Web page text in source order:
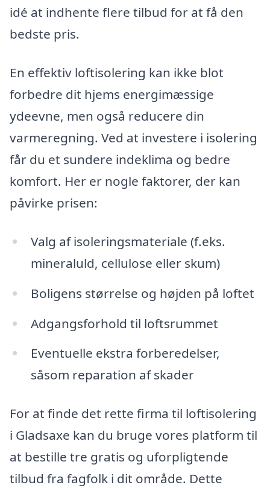
idé at indhente flere tilbud for at få den
bedste pris.
En effektiv loftisolering kan ikke blot
forbedre dit hjems energimæssige
ydeevne, men også reducere din
varmeregning. Ved at investere i isolering
får du et sundere indeklima og bedre
komfort. Her er nogle faktorer, der kan
påvirke prisen:
Valg af isoleringsmateriale (f.eks.
mineraluld, cellulose eller skum)
Boligens størrelse og højden på loftet
Adgangsforhold til loftsrummet
Eventuelle ekstra forberedelser,
såsom reparation af skader
For at finde det rette firma til loftisolering
i Gladsaxe kan du bruge vores platform til
at bestille tre gratis og uforpligtende
tilbud fra fagfolk i dit område. Dette